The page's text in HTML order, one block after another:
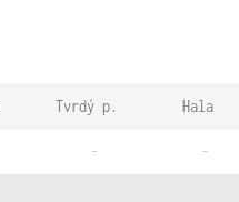
Tvrdý p. Hala
- -